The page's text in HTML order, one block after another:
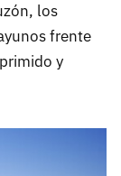
los
frente
y